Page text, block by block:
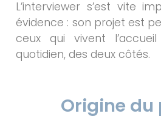
L’interviewer s’est vite
évidence : son projet est
ceux qui vivent
quotidien, des deux côtés.
Origine du